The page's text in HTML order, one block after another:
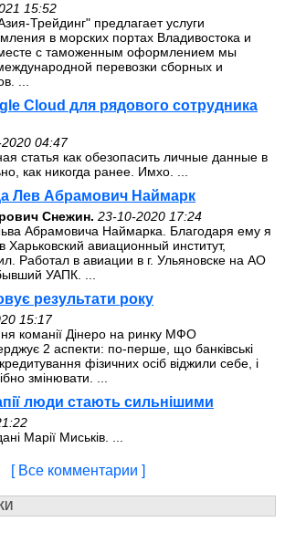
15:52
Трейдинг" предлагает услуги
в морских портах Владивостока и
с таможенным оформлением мы
перевозки сборных и
...
Cloud для рядового сотрудника
04:47
статья как обезопасить личные данные в
как никогда ранее. Имхо. ...
Лев Абрамович Наймарк
Снежин. 23-10-2020 17:24
Абрамовича Наймарка. Благодаря ему я
Харьковский авиационный институт,
Работал в авиации в г. Ульяновске на АО
УАПК. ...
результати року
15:17
команії Дінеро на ринку МФО
2 аспекти: по-перше, що банківські
фізичних осіб віджили себе, і
змінювати. ...
люди стають сильнішими
Марії Миськів. ...
[ Все комментарии ]